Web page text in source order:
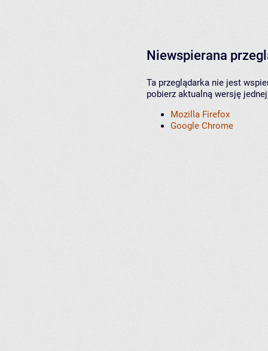
Niewspierana
Ta przeglądarka nie jest
pobierz aktualną wersję
Mozilla Firefox
Google Chrome